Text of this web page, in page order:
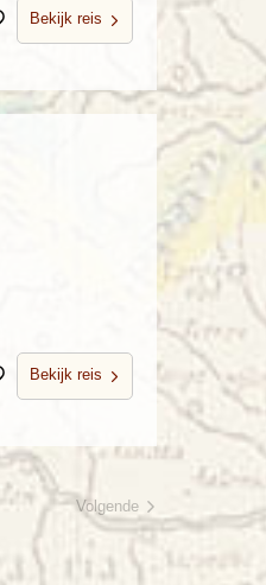
Bekijk reis
Bekijk reis
Volgende